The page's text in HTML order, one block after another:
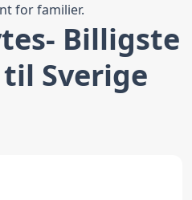
for familier.
Billigste
Sverige